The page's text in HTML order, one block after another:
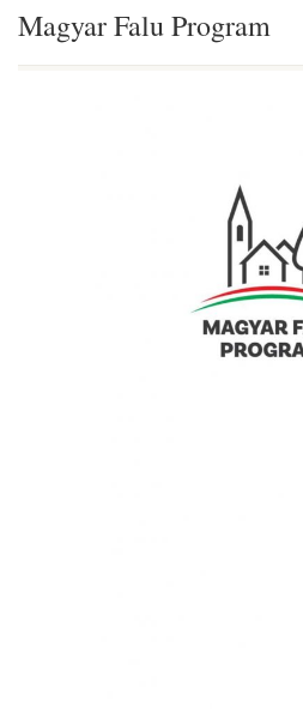
Magyar Falu Program